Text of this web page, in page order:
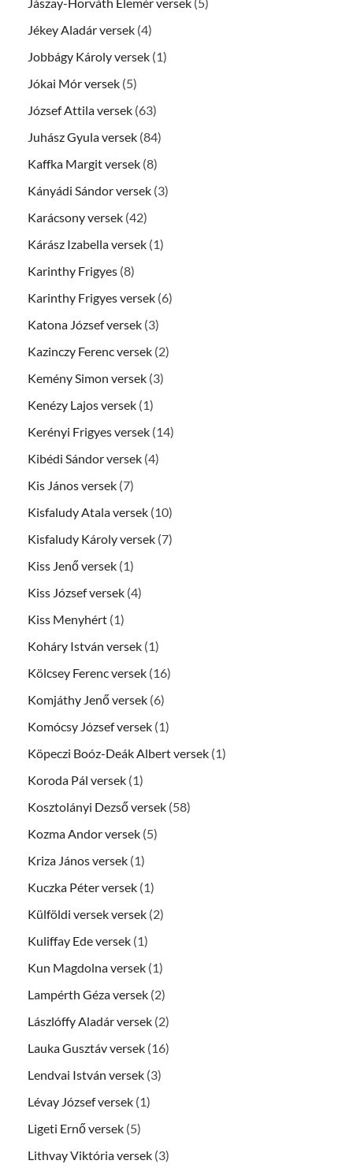
Jékey Aladár versek (4)
Jobbágy Károly versek (1)
Jókai Mór versek (5)
József Attila versek (63)
Juhász Gyula versek (84)
Kaffka Margit versek (8)
Kányádi Sándor versek (3)
Karácsony versek (42)
Kárász Izabella versek (1)
Karinthy Frigyes (8)
Karinthy Frigyes versek (6)
Katona József versek (3)
Kazinczy Ferenc versek (2)
Kemény Simon versek (3)
Kenézy Lajos versek (1)
Kerényi Frigyes versek (14)
Kibédi Sándor versek (4)
Kis János versek (7)
Kisfaludy Atala versek (10)
Kisfaludy Károly versek (7)
Kiss Jenő versek (1)
Kiss József versek (4)
Kiss Menyhért (1)
Koháry István versek (1)
Kölcsey Ferenc versek (16)
Komjáthy Jenő versek (6)
Komócsy József versek (1)
Köpeczi Boóz-Deák Albert versek (1)
Koroda Pál versek (1)
Kosztolányi Dezső versek (58)
Kozma Andor versek (5)
Kriza János versek (1)
Kuczka Péter versek (1)
Külföldi versek versek (2)
Kuliffay Ede versek (1)
Kun Magdolna versek (1)
Lampérth Géza versek (2)
Lászlóffy Aladár versek (2)
Lauka Gusztáv versek (16)
Lendvai István versek (3)
Lévay József versek (1)
Ligeti Ernő versek (5)
Lithvay Viktória versek (3)